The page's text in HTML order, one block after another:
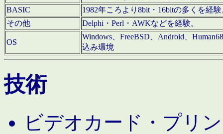
BASIC
1982年ころより8bit・16bitの多くを経
その他
Delphi・Perl・AWKなどを経験。
OS
Windows、FreeBSD、Android、
込み環境
技術
ビデオカード・プリ